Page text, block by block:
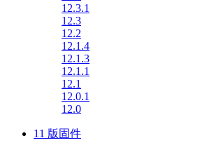
12.3.1
12.3
12.2
12.1.4
12.1.3
12.1.1
12.1
12.0.1
12.0
11 版固件